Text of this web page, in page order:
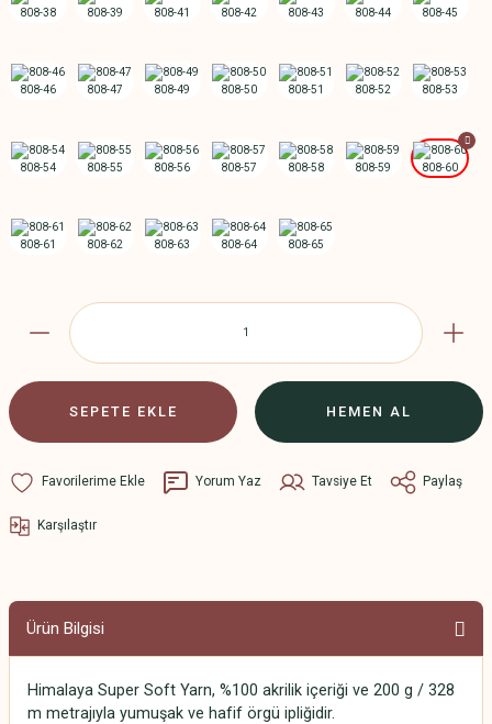
SEPETE EKLE HEMEN AL
Yorum Yaz Tavsiye Et Paylaş
Karşılaştır
Ürün Bilgisi
Himalaya Super Soft Yarn, %100 akrilik içeriği ve 200 g / 328
m metrajıyla yumuşak ve hafif örgü ipliğidir.